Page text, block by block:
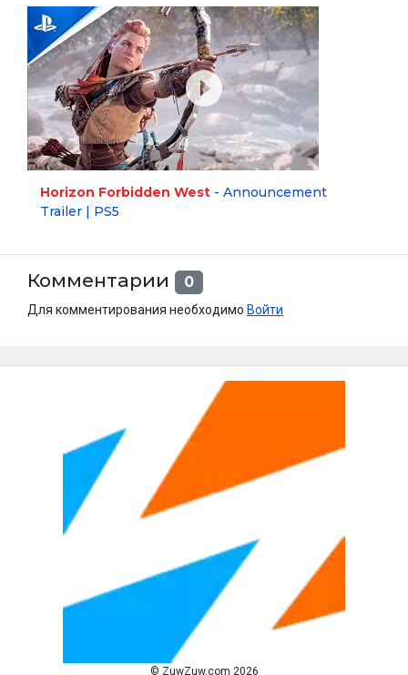
Horizon Forbidden West - Announcement
Trailer | PS5
Комментарии 0
Для комментирования необходимо Войти
© ZuwZuw.com 2026